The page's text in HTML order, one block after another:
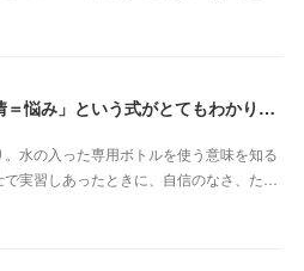
「出来事＋ネガティブな感情＝悩み」という式がとてもわかりやすかったです（埼玉県 S・Eさん）
水の入った専用ボトルを使う意味を知る
実習しあったときに、自信のなさ、た…